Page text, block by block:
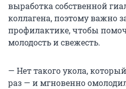
выработка собственной
коллагена, поэтому важно
профилактике, чтобы
молодость и свежесть.
— Нет такого укола,
раз — и мгновенно